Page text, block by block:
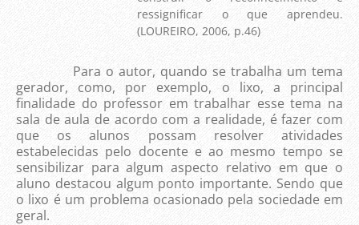
ressignificar o que aprendeu.
(LOUREIRO, 2006, p.46)
Para o autor, quando se trabalha um tema
gerador, como, por exemplo, o lixo, a principal
finalidade do professor em trabalhar esse tema na
sala de aula de acordo com a realidade, é fazer com
que os alunos possam resolver atividades
estabelecidas pelo docente e ao mesmo tempo se
sensibilizar para algum aspecto relativo em que o
aluno destacou algum ponto importante. Sendo que
o lixo é um problema ocasionado pela sociedade em
geral.